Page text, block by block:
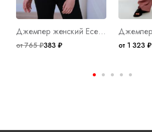
Джемпер женский Есения Ф Арт. 5889
от 765 ₽383 ₽ от 1 323 ₽